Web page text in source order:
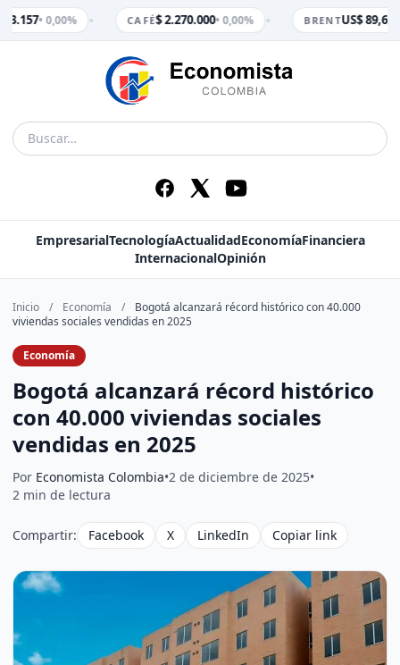
3.157• 0,00% CAFÉ$ 2.270.000• 0,00% BRENTUS$ 89,65
EmpresarialTecnologíaActualidadEconomíaFinanciera
InternacionalOpinión
Inicio / Economía /
Bogotá alcanzará récord histórico con 40.000
viviendas sociales vendidas en 2025
Economía
Bogotá alcanzará récord histórico
con 40.000 viviendas sociales
vendidas en 2025
Por Economista Colombia•2 de diciembre de 2025•
2 min de lectura
Compartir: Facebook X LinkedIn Copiar link